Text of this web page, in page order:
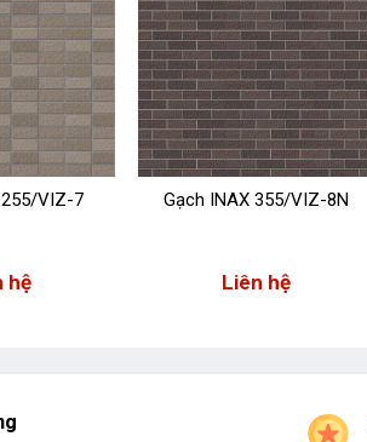
VIZ-7
hệ
Gạch INAX 355/VIZ-8N
Liên hệ